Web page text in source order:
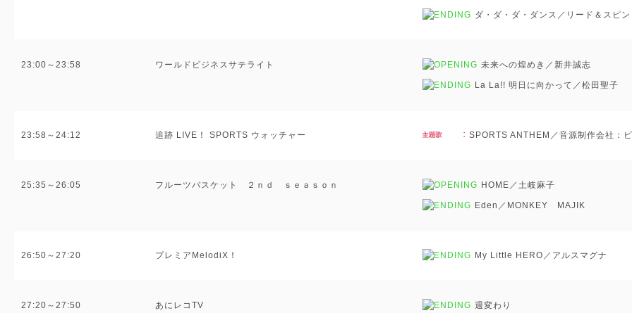
ダ・ダ・ダ・ダンス／リード＆スピン
23:00～23:58 ワールドビジネスサテライト 未来への煌めき／新井誠志
La La!! 明日に向かって／松田聖子
23:58～24:12 追跡 LIVE！ SPORTS ウォッチャー SPORTS ANTHEM／音源制作会社：
25:35～26:05 フルーツバスケット ２ｎｄ ｓｅａｓｏｎ HOME／土岐麻子
Eden／MONKEY MAJIK
26:50～27:20 プレミアMelodiX！ My Little HERO／アルスマグナ
27:20～27:50 あにレコTV 週変わり